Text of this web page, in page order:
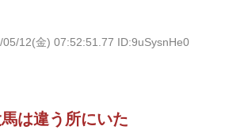
05/12(金) 07:52:51.77 ID:9uSysnHe0
は違う所にいた